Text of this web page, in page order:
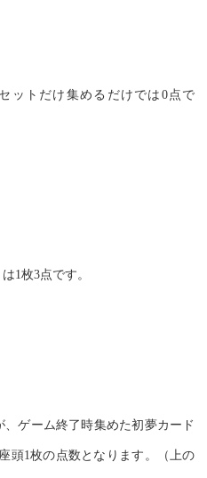
ットだけ集めるだけでは0点で
1枚3点です。
、ゲーム終了時集めた初夢カード
頭1枚の点数となります。（上の